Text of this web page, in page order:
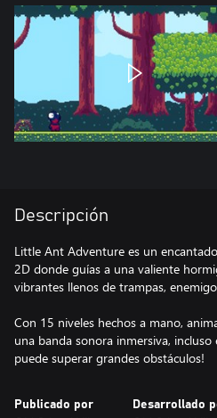
Descripción
Little Ant Adventure es un
2D donde guías a una valiente
vibrantes llenos de trampas,
Con 15 niveles hechos a mano,
una banda sonora inmersiva,
puede superar grandes obstáculos!
Publicado por Desarrollado